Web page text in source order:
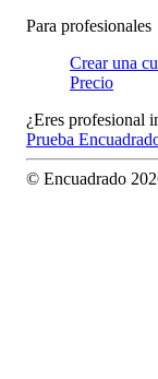
Para profesionales
Crear una
Precio
¿Eres profesional
Prueba
© Encuadrado